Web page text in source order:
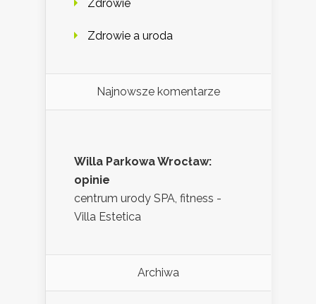
Zdrowie
Zdrowie a uroda
Najnowsze komentarze
Willa Parkowa Wrocław:
opinie
centrum urody SPA, fitness -
Villa Estetica
Archiwa